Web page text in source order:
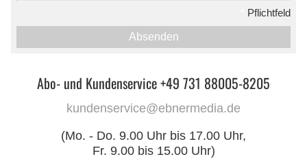
Pflichtfeld
Absenden
Abo- und Kundenservice +49 731 88005-8205
kundenservice@ebnermedia.de
(Mo. - Do. 9.00 Uhr bis 17.00 Uhr,
Fr. 9.00 bis 15.00 Uhr)